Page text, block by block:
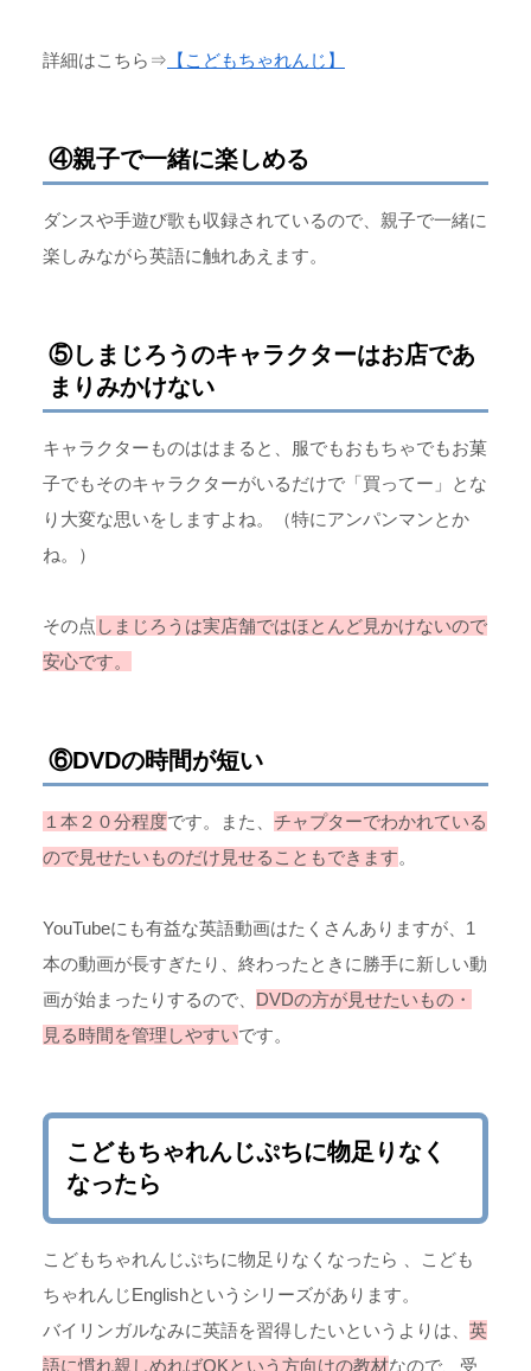
詳細はこちら⇒ 【こどもちゃれんじ】
④親子で一緒に楽しめる
ダンスや手遊び歌も収録されているので、親子で一緒に
楽しみながら英語に触れあえます。
⑤しまじろうのキャラクターはお店であ
まりみかけない
キャラクターものははまると、服でもおもちゃでもお菓
子でもそのキャラクターがいるだけで「買ってー」とな
り大変な思いをしますよね。（特にアンパンマンとか
ね。）
その点 しまじろうは実店舗ではほとんど見かけないので
安心です。
⑥DVDの時間が短い
１本２０分程度です。また、 チャプターでわかれている
ので見せたいものだけ見せることもできます。
YouTubeにも有益な英語動画はたくさんありますが、1
本の動画が長すぎたり、終わったときに勝手に新しい動
画が始まったりするので、 DVDの方が見せたいもの・
見る時間を管理しやすいです。
こどもちゃれんじぷちに物足りなく
なったら
こどもちゃれんじぷちに物足りなくなったら 、こども
ちゃれんじEnglishというシリーズがあります。
バイリンガルなみに英語を習得したいというよりは、 英
語に慣れ親しめればOKという方向けの教材なので、受